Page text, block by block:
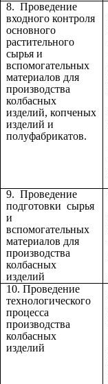
8. Проведение
входного контроля
основного
растительного
сырья и
вспомогательных
материалов для
производства
колбасных
изделий, копченых
изделий и
полуфабрикатов.
9. Проведение
подготовки сырья
и
вспомогательных
материалов для
производства
колбасных
изделий
10. Проведение
технологического
процесса
производства
колбасных
изделий